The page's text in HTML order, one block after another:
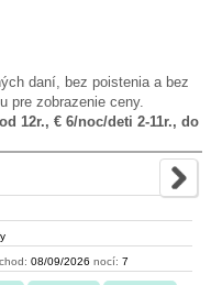
daní, bez poistenia a bez
pre zobrazenie ceny.
12r., € 6/noc/deti 2-11r., do
08/09/2026 nocí: 7